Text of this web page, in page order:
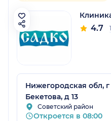
4.7
Нижегородская обл,
Бекетова, д 13
Советский район
Откроется в 08:00